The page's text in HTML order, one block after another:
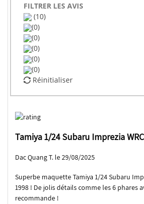
FILTRER LES AVIS
(10)
(0)
(0)
(0)
(0)
(0)
Réinitialiser
Tamiya 1/24 Subaru Imprezia
Dac Quang T. le 29/08/2025
Superbe maquette Tamiya 1/24 Subaru
1998 ! De jolis détails comme les 6 phares
recommande !